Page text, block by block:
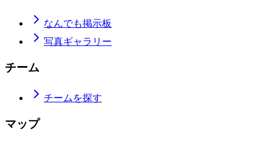
なんでも掲示板
写真ギャラリー
チーム
チームを探す
マップ